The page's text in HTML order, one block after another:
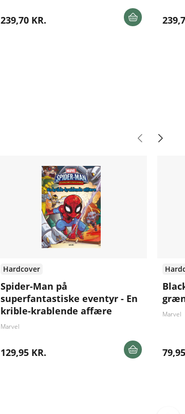
239,70 KR.
Hardcover
Spider-Man på
superfantastiske eventyr - En
krible-krablende affære
Marvel
129,95 KR.
Marvel